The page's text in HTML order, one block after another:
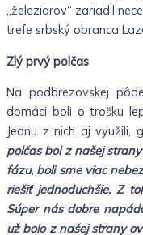
„železiarov“ zariadil
trefe srbský obranca
Zlý prvý polčas
Na podbrezovskej
domáci boli o trošku
Jednu z nich aj využili,
polčas bol z našej
fázu, boli sme viac
riešiť jednoduchšie. Z
Súper nás dobre
už bolo z našej strany